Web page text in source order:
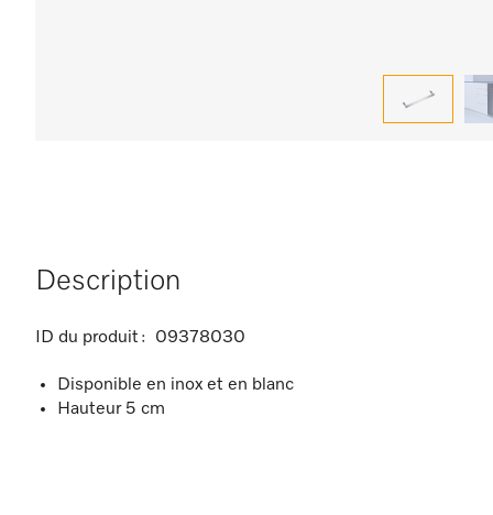
Description
ID du produit : 09378030
Disponible en inox et en blanc
Hauteur 5 cm